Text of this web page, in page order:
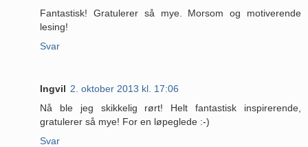
Fantastisk! Gratulerer så mye. Morsom og motiverende
lesing!
Svar
Ingvil 2. oktober 2013 kl. 17:06
Nå ble jeg skikkelig rørt! Helt fantastisk inspirerende,
gratulerer så mye! For en løpeglede :-)
Svar